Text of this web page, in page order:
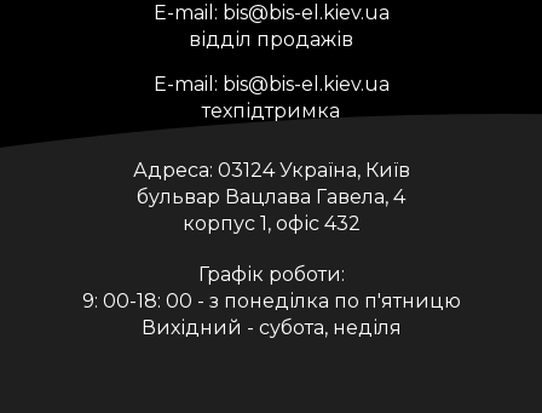
E-mail: bis@bis-el.kiev.ua
відділ продажів
E-mail: bis@bis-el.kiev.ua
техпідтримка
Адреса: 03124 Україна, Київ
бульвар Вацлава Гавела, 4
корпус 1, офіс 432
Графік роботи:
9: 00-18: 00 - з понеділка по п'ятницю
Вихідний - субота, неділя